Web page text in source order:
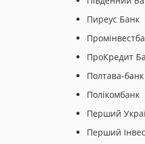
Пиреус Банк
ПроКредит
Полтава-банк
Полікомбанк
Перший
Перший